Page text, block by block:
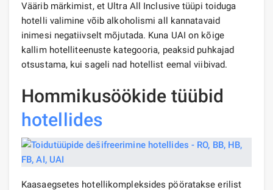
Väärib märkimist, et Ultra All Inclusive tüüpi toiduga
hotelli valimine võib alkoholismi all kannatavaid
inimesi negatiivselt mõjutada. Kuna UAI on kõige
kallim hotelliteenuste kategooria, peaksid puhkajad
otsustama, kui sageli nad hotellist eemal viibivad.
Hommikusöökide tüübid
hotellides
Kaasaegsetes hotellikompleksides pööratakse erilist